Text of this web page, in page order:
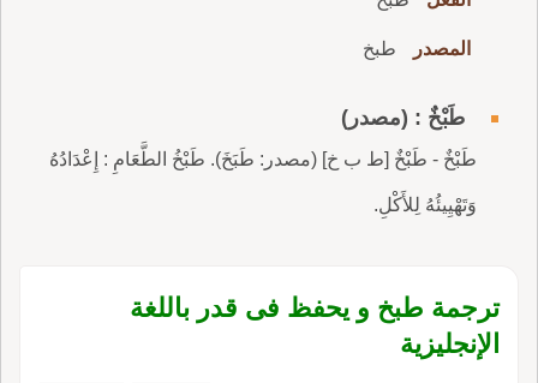
المصدر طبخ
طَبْخٌ : (مصدر)
طَبْخٌ - طَبْخٌ [ط ب خ] (مصدر: طَبَخَ). طَبْخُ الطَّعَامِ : إِعْدَادُهُ
وَتَهْيِيئُهُ لِلأَكْلِ.
ترجمة طبخ و يحفظ فى قدر باللغة
الإنجليزية